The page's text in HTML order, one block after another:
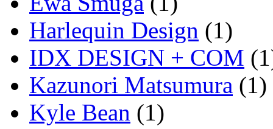
Harlequin Design (1)
IDX DESIGN + COM
Kazunori Matsumura (1)
Kyle Bean (1)